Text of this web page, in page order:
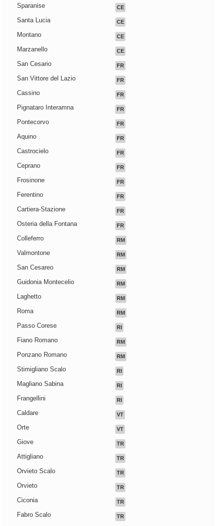
Sparanise CE
Santa Lucia CE
Montano CE
Marzanello CE
San Cesario FR
San Vittore del Lazio FR
Cassino FR
Pignataro Interamna FR
Pontecorvo FR
Aquino FR
Castrocielo FR
Ceprano FR
Frosinone FR
Ferentino FR
Cartiera-Stazione FR
Osteria della Fontana FR
Colleferro RM
Valmontone RM
San Cesareo RM
Guidonia Montecelio RM
Laghetto RM
Roma RM
Passo Corese RI
Fiano Romano RM
Ponzano Romano RM
Stimigliano Scalo RI
Magliano Sabina RI
Frangellini RI
Caldare VT
Orte VT
Giove TR
Attigliano TR
Orvieto Scalo TR
Orvieto TR
Ciconia TR
Fabro Scalo TR